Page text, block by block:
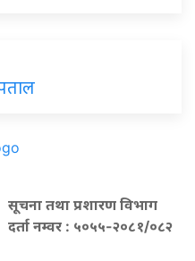
सूचना तथा प्रशारण विभाग
दर्ता नम्वर : ५०५५-२०८१/०८२